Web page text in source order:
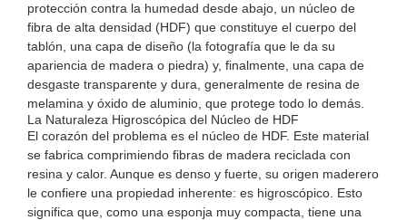
protección contra la humedad desde abajo, un núcleo de
fibra de alta densidad (HDF) que constituye el cuerpo del
tablón, una capa de diseño (la fotografía que le da su
apariencia de madera o piedra) y, finalmente, una capa de
desgaste transparente y dura, generalmente de resina de
melamina y óxido de aluminio, que protege todo lo demás.
La Naturaleza Higroscópica del Núcleo de HDF
El corazón del problema es el núcleo de HDF. Este material
se fabrica comprimiendo fibras de madera reciclada con
resina y calor. Aunque es denso y fuerte, su origen maderero
le confiere una propiedad inherente: es higroscópico. Esto
significa que, como una esponja muy compacta, tiene una